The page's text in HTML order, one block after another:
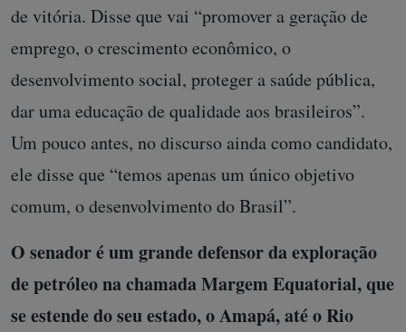
de vitória. Disse que vai “promover a geração de
emprego, o crescimento econômico, o
desenvolvimento social, proteger a saúde pública,
dar uma educação de qualidade aos brasileiros”.
Um pouco antes, no discurso ainda como candidato,
ele disse que “temos apenas um único objetivo
comum, o desenvolvimento do Brasil”.
O senador é um grande defensor da exploração
de petróleo na chamada Margem Equatorial, que
se estende do seu estado, o Amapá, até o Rio